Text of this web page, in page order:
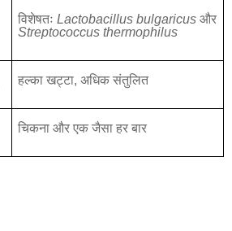
विशेषतः Lactobacillus bulgaricus और
Streptococcus thermophilus
हल्का खट्टा,अधिक संतुलित
चिकना और एक जैसा हर बार